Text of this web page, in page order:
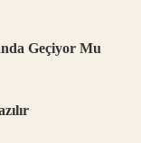
Geçiyor Mu